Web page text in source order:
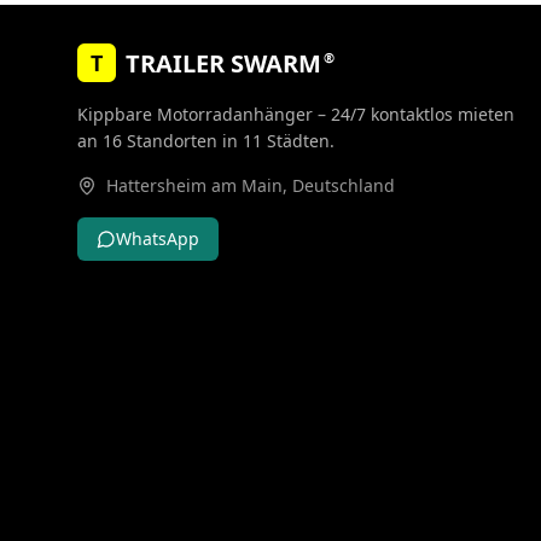
T TRAILER SWARM ®
Kippbare Motorradanhänger – 24/7 kontaktlos mieten
an 16 Standorten in 11 Städten.
Hattersheim am Main, Deutschland
WhatsApp